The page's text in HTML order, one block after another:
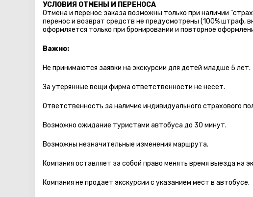
УСЛОВИЯ ОТМЕНЫ И ПЕРЕНОСА
Отмена и перенос заказа возможны только при наличии
перенос и возврат средств не предусмотрены (100% штраф,
оформляется только при бронировании и повторное
Важно:
Не принимаются заявки на экскурсии для детей младше 5 лет.
За утерянные вещи фирма ответственности не несет.
Ответственность за наличие индивидуального страхового
Возможно ожидание туристами автобуса до 30 минут.
Возможны незначительные изменения маршрута.
Компания оставляет за собой право менять время выезда на
Компания не продает экскурсии с указанием мест в автобуcе.